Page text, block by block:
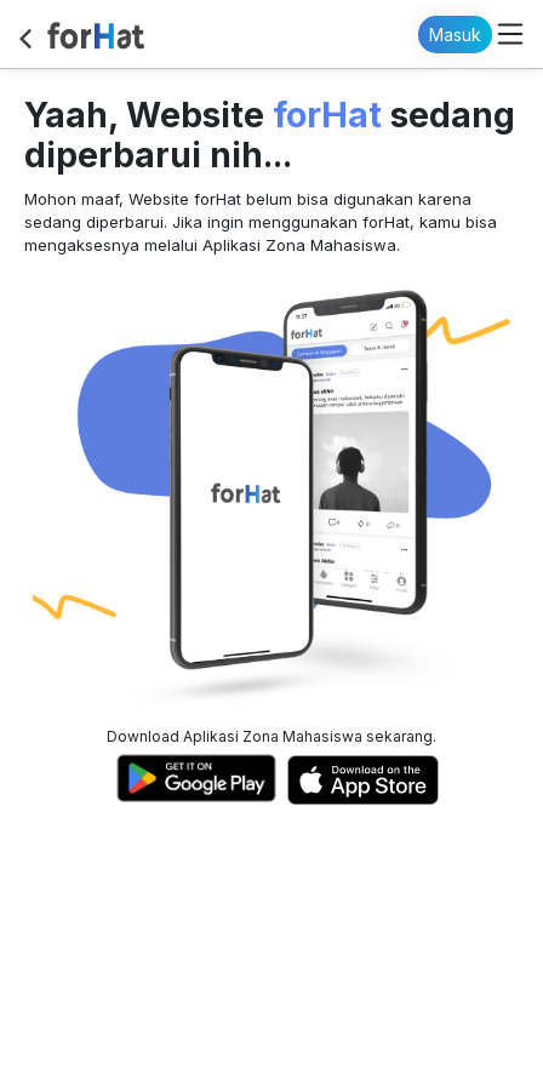
Masuk
Yaah, Website forHat sedang
diperbarui nih...
Mohon maaf, Website forHat belum bisa digunakan karena
sedang diperbarui. Jika ingin menggunakan forHat, kamu bisa
mengaksesnya melalui Aplikasi Zona Mahasiswa.
Download Aplikasi Zona Mahasiswa sekarang.